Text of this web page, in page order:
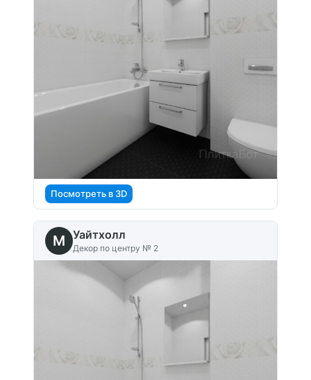
Посмотреть в 3D
M Уайтхолл
Декор по центру № 2